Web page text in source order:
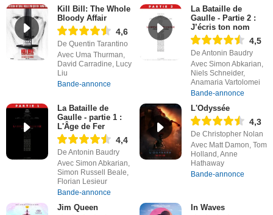
Kill Bill: The Whole
Bloody Affair
4,6
De Quentin Tarantino
Avec Uma Thurman,
David Carradine, Lucy
Liu
Bande-annonce
La Bataille de
Gaulle - Partie 2 :
J’écris ton nom
4,5
De Antonin Baudry
Avec Simon Abkarian,
Niels Schneider,
Anamaria Vartolomei
Bande-annonce
La Bataille de
Gaulle - partie 1 :
L'Âge de Fer
4,4
De Antonin Baudry
Avec Simon Abkarian,
Simon Russell Beale,
Florian Lesieur
Bande-annonce
L'Odyssée
4,3
De Christopher Nolan
Avec Matt Damon, Tom
Holland, Anne
Hathaway
Bande-annonce
Jim Queen In Waves